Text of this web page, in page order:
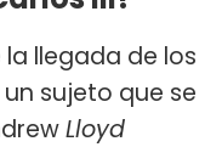
llegada de los
sujeto que se
Lloyd